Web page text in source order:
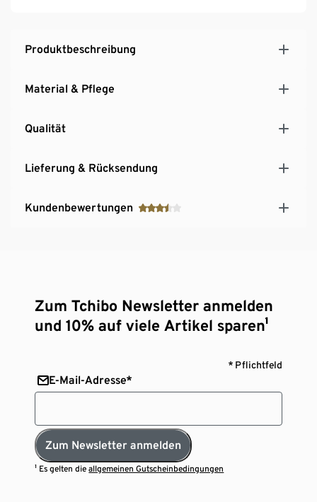
Trekkingstöcken
Verstärkter Rücken und Boden
Produktbeschreibung
Material & Pflege
Qualität
Lieferung & Rücksendung
Kundenbewertungen
Zum Tchibo Newsletter anmelden
und 10% auf viele Artikel sparen¹
* Pflichtfeld
E-Mail-Adresse*
Zum Newsletter anmelden
¹ Es gelten dieallgemeinen Gutscheinbedingungen